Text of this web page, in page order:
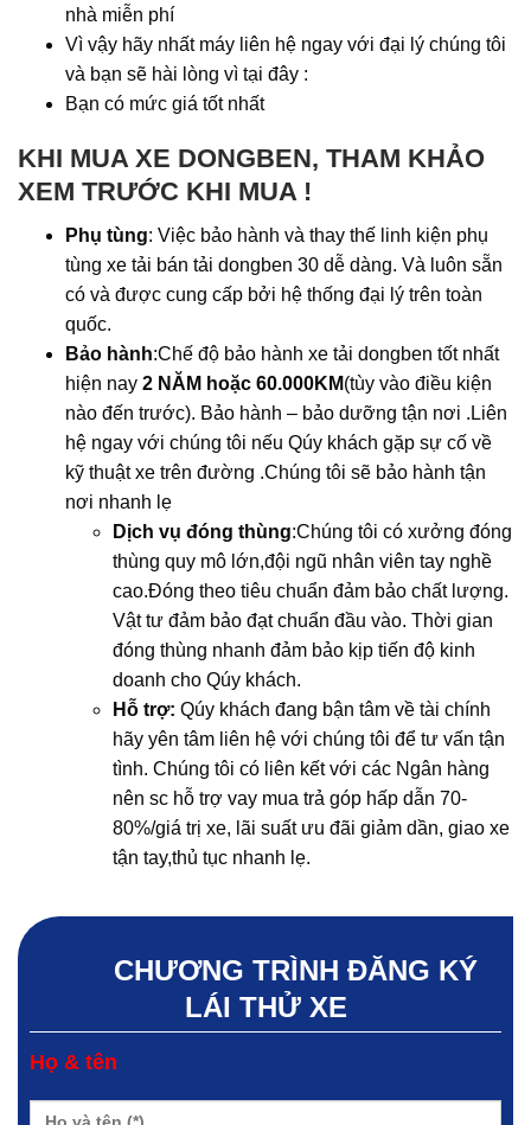
nhà miễn phí
Vì vậy hãy nhất máy liên hệ ngay với đại lý chúng tôi
và bạn sẽ hài lòng vì tại đây :
Bạn có mức giá tốt nhất
KHI MUA XE DONGBEN, THAM KHẢO
XEM TRƯỚC KHI MUA !
Phụ tùng: Việc bảo hành và thay thế linh kiện phụ
tùng xe tải bán tải dongben 30 dễ dàng. Và luôn sẵn
có và được cung cấp bởi hệ thống đại lý trên toàn
quốc.
Bảo hành:Chế độ bảo hành xe tải dongben tốt nhất
hiện nay 2 NĂM hoặc 60.000KM(tùy vào điều kiện
nào đến trước). Bảo hành – bảo dưỡng tận nơi .Liên
hệ ngay với chúng tôi nếu Qúy khách gặp sự cố về
kỹ thuật xe trên đường .Chúng tôi sẽ bảo hành tận
nơi nhanh lẹ
Dịch vụ đóng thùng:Chúng tôi có xưởng đóng
thùng quy mô lớn,đội ngũ nhân viên tay nghề
cao.Đóng theo tiêu chuẩn đảm bảo chất lượng.
Vật tư đảm bảo đạt chuẩn đầu vào. Thời gian
đóng thùng nhanh đảm bảo kịp tiến độ kinh
doanh cho Qúy khách.
Hỗ trợ: Qúy khách đang bận tâm về tài chính
hãy yên tâm liên hệ với chúng tôi để tư vấn tận
tình. Chúng tôi có liên kết với các Ngân hàng
nên sc hỗ trợ vay mua trả góp hấp dẫn 70-
80%/giá trị xe, lãi suất ưu đãi giảm dần, giao xe
tận tay,thủ tục nhanh lẹ.
CHƯƠNG TRÌNH ĐĂNG KÝ
LÁI THỬ XE
Họ & tên